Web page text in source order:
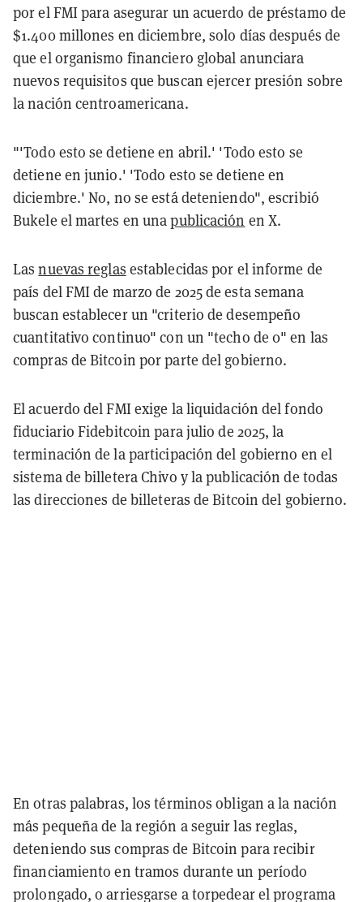
por el FMI para asegurar un acuerdo de préstamo de
$1.400 millones en diciembre, solo días después de
que el organismo financiero global anunciara
nuevos requisitos que buscan ejercer presión sobre
la nación centroamericana.
"'Todo esto se detiene en abril.' 'Todo esto se
detiene en junio.' 'Todo esto se detiene en
diciembre.' No, no se está deteniendo", escribió
Bukele el martes en unapublicación en X.
Lasnuevas reglas establecidas por el informe de
país del FMI de marzo de 2025 de esta semana
buscan establecer un "criterio de desempeño
cuantitativo continuo" con un "techo de 0" en las
compras de Bitcoin por parte del gobierno.
El acuerdo del FMI exige la liquidación del fondo
fiduciario Fidebitcoin para julio de 2025, la
terminación de la participación del gobierno en el
sistema de billetera Chivo y la publicación de todas
las direcciones de billeteras de Bitcoin del gobierno.
En otras palabras, los términos obligan a la nación
más pequeña de la región a seguir las reglas,
deteniendo sus compras de Bitcoin para recibir
financiamiento en tramos durante un período
prolongado, o arriesgarse a torpedear el programa